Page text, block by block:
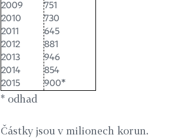
2009
2010
2011
2012
2013
2014
2015
751
730
645
881
946
854
900*
* odhad
Částky jsou v milionech korun.